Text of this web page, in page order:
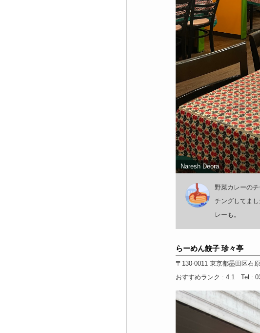
Naresh Deora
野菜カレーの
チングしてま
レーも。
らーめん餃子 珍々亭
〒130-0011 東京都墨田区石
おすすめランク : 4.1 Tel :